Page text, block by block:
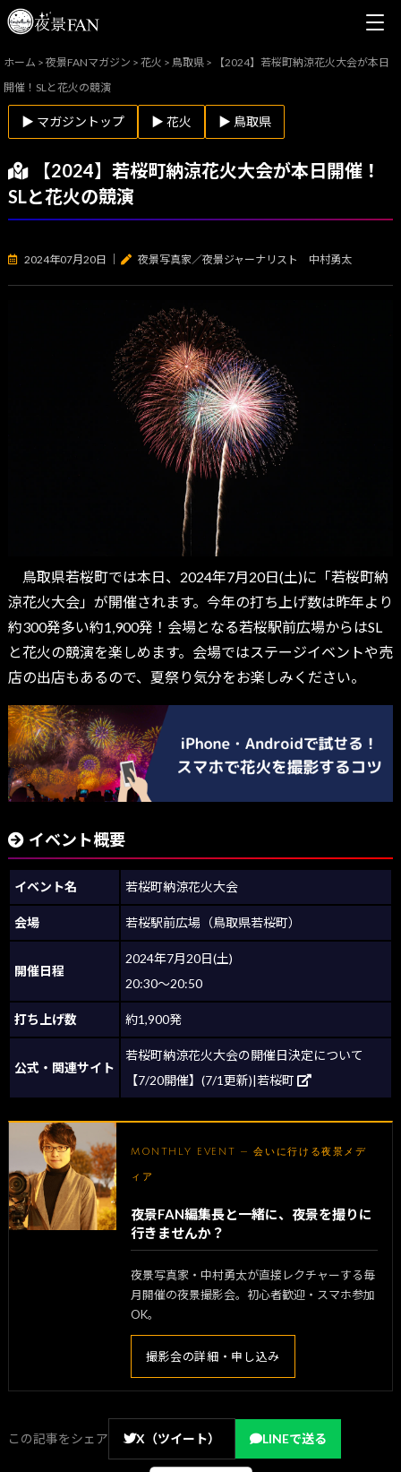
ホーム >夜景FANマガジン >花火 > 鳥取県 >
【2024】若桜町納涼花火大会が本日
開催！SLと花火の競演
▶ マガジントップ ▶ 花火 ▶ 鳥取県
【2024】若桜町納涼花火大会が本日開催！
SLと花火の競演
2024年07月20日 夜景写真家／夜景ジャーナリスト 中村勇太
鳥取県若桜町では本日、2024年7月20日(土)に「若桜町納
涼花火大会」が開催されます。今年の打ち上げ数は昨年より
約300発多い約1,900発！会場となる若桜駅前広場からはSL
と花火の競演を楽しめます。会場ではステージイベントや売
店の出店もあるので、夏祭り気分をお楽しみください。
イベント概要
イベント名 若桜町納涼花火大会
会場 若桜駅前広場（鳥取県若桜町）
開催日程
2024年7月20日(土)
20:30～20:50
打ち上げ数 約1,900発
公式・関連サイト
若桜町納涼花火大会の開催日決定について
【7/20開催】(7/1更新)|若桜町
MONTHLY EVENT — 会いに行ける夜景メデ
ィア
夜景FAN編集長と一緒に、夜景を撮りに
行きませんか？
夜景写真家・中村勇太が直接レクチャーする毎
月開催の夜景撮影会。初心者歓迎・スマホ参加
OK。
撮影会の詳細・申し込み
この記事をシェア X（ツイート） LINEで送る